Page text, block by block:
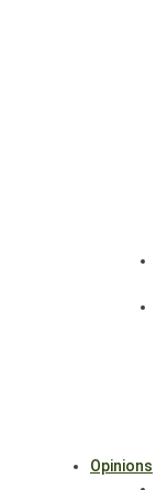
Opinions